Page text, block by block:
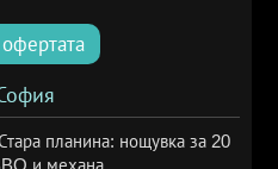
планина: нощувка за 20
и механа